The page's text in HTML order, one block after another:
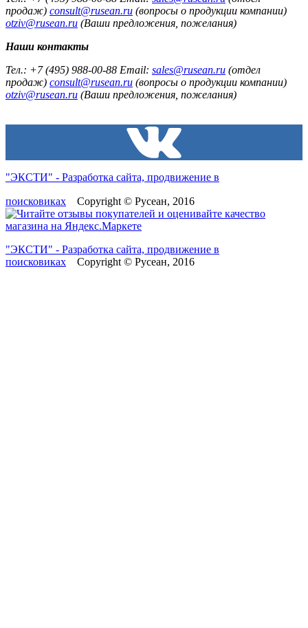
продаж) consult@rusean.ru (вопросы о продукции компании)
otziv@rusean.ru (Ваши предложения, пожелания)
Наши контакты
Тел.: +7 (495) 988-00-88 Email: sales@rusean.ru (отдел
продаж) consult@rusean.ru (вопросы о продукции компании)
otziv@rusean.ru (Ваши предложения, пожелания)
"ЭКСТИ" - Разработка сайта, продвижение в
поисковиках Copyright © Русеан, 2016
"ЭКСТИ" - Разработка сайта, продвижение в
поисковиках Copyright © Русеан, 2016